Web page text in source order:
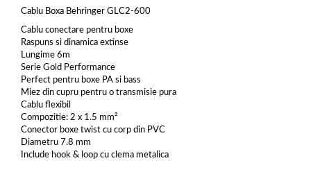
Cablu Boxa Behringer GLC2-600
Cablu conectare pentru boxe
Raspuns si dinamica extinse
Lungime 6m
Serie Gold Performance
Perfect pentru boxe PA si bass
Miez din cupru pentru o transmisie pura
Cablu flexibil
Compozitie: 2 x 1.5 mm²
Conector boxe twist cu corp din PVC
Diametru 7.8 mm
Include hook & loop cu clema metalica